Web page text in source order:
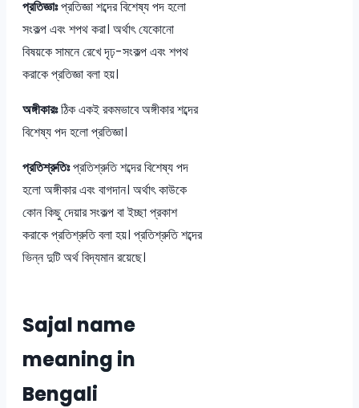
প্রতিজ্ঞাঃপ্রতিজ্ঞা শব্দের বিশেষ্য পদ হলো
সংকল্প এবং শপথ করা। অর্থাৎ যেকোনো
বিষয়কে সামনে রেখে দৃঢ়-সংকল্প এবং শপথ
করাকে প্রতিজ্ঞা বলা হয়।
অঙ্গীকারঃঠিক একই রকমভাবে অঙ্গীকার শব্দের
বিশেষ্য পদ হলো প্রতিজ্ঞা।
প্রতিশ্রুতিঃপ্রতিশ্রুতি শব্দের বিশেষ্য পদ
হলো অঙ্গীকার এবং বাগদান। অর্থাৎ কাউকে
কোন কিছু দেয়ার সংকল্প বা ইচ্ছা প্রকাশ
করাকে প্রতিশ্রুতি বলা হয়। প্রতিশ্রুতি শব্দের
ভিন্ন দুটি অর্থ বিদ্যমান রয়েছে।
Sajal name
meaning in
Bengali